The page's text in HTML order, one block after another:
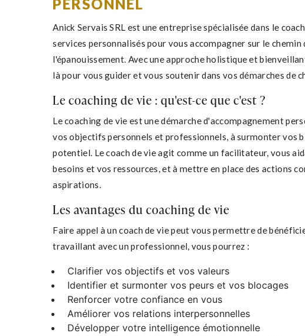
PERSONNEL
Anick Servais SRL est une entreprise spécialisée dans le
services personnalisés pour vous accompagner sur le
l'épanouissement. Avec une approche holistique et
là pour vous guider et vous soutenir dans vos démarches de
Le coaching de vie : qu'est-ce que c'est ?
Le coaching de vie est une démarche d'accompagnement
vos objectifs personnels et professionnels, à surmonter vos
potentiel. Le coach de vie agit comme un facilitateur, vous
besoins et vos ressources, et à mettre en place des actions
aspirations.
Les avantages du coaching de vie
Faire appel à un coach de vie peut vous permettre de
travaillant avec un professionnel, vous pourrez :
Clarifier vos objectifs et vos valeurs
Identifier et surmonter vos peurs et vos blocages
Renforcer votre confiance en vous
Améliorer vos relations interpersonnelles
Développer votre intelligence émotionnelle